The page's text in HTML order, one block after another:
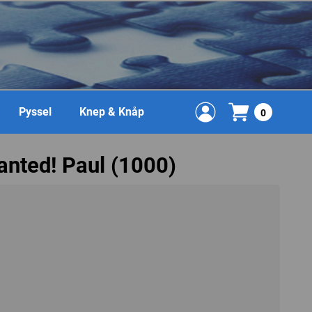
Pyssel Knep & Knåp 0
Paul (1000)